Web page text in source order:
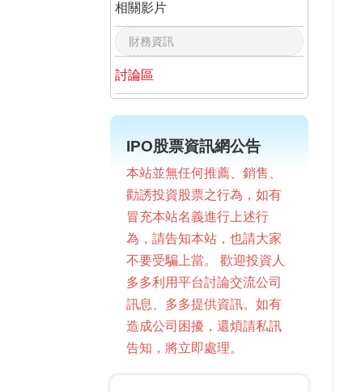
相關影片
財務資訊
討論區
IPO股票資訊網公告
本站並無任何推薦、銷售、
勸誘投資股票之行為，如有
冒充本站名義進行上述行
為，請告知本站，也請大家
不要受騙上當。 歡迎投資人
多多利用平台討論交流公司
訊息、多多提供資訊。如有
造成公司困擾，還煩請私訊
告知，將立即處理。